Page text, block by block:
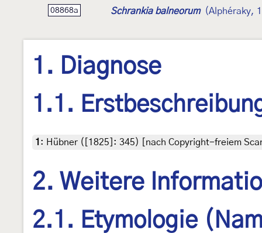
08868a Schrankia balneorum (Alphéraky,
1. Diagnose
1.1.
1 : Hübner ([1825]: 345) [nach Copyright-freiem
2. Weitere
2.1. Etymologie